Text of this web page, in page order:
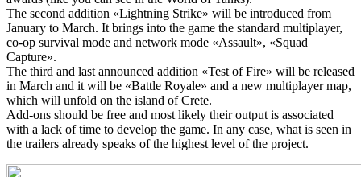
The second addition «Lightning Strike» will be introduced from
January to March. It brings into the game the standard multiplayer,
co-op survival mode and network mode «Assault», «Squad
Capture».
The third and last announced addition «Test of Fire» will be released
in March and it will be «Battle Royale» and a new multiplayer map,
which will unfold on the island of Crete.
Add-ons should be free and most likely their output is associated
with a lack of time to develop the game. In any case, what is seen in
the trailers already speaks of the highest level of the project.